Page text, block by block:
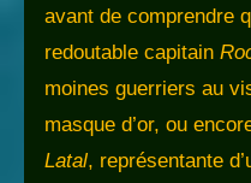
avant de comprendre
redoutable capitain
moines guerriers au
masque d’or, ou
Latal, représentante